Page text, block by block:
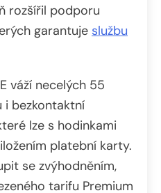
rozšířil podporu
garantuje službu
váží necelých 55
i bezkontaktní
lze s hodinkami
platební karty.
se zvýhodněním,
tarifu Premium